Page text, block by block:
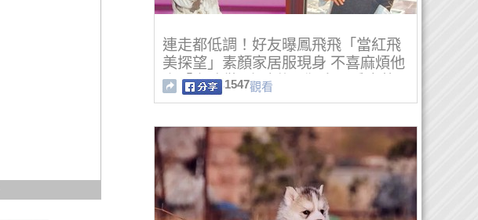
連走都低調！好友曝鳳飛飛「當紅飛
美探望」素顏家居服現身 不喜麻煩他
人「走時僅3人陪伴」獨自承受痛苦
1547觀看